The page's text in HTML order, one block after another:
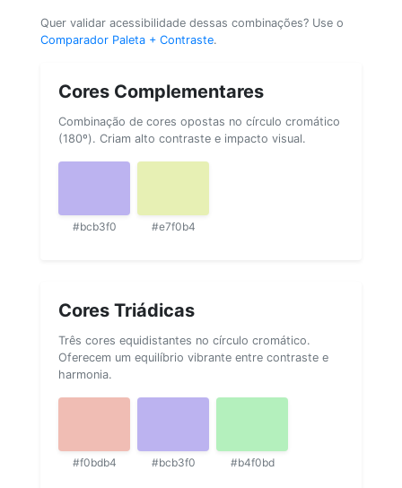
Quer validar acessibilidade dessas combinações? Use o
Comparador Paleta + Contraste.
Cores Complementares
Combinação de cores opostas no círculo cromático
(180º). Criam alto contraste e impacto visual.
#bcb3f0 #e7f0b4
Cores Triádicas
Três cores equidistantes no círculo cromático.
Oferecem um equilíbrio vibrante entre contraste e
harmonia.
#f0bdb4 #bcb3f0 #b4f0bd